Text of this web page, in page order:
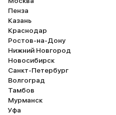
Пенза
Казань
Краснодар
Ростов-на-Дону
Нижний Новгород
Новосибирск
Санкт-Петербург
Волгоград
Тамбов
Мурманск
Уфа